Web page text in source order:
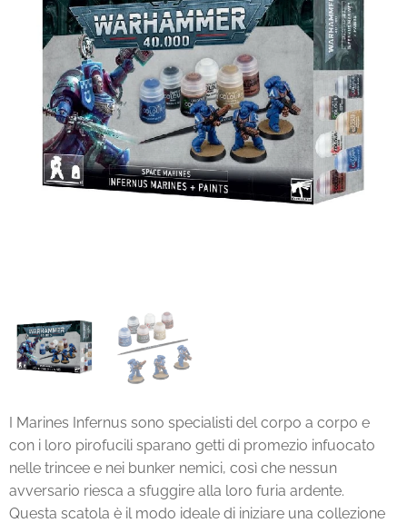
I Marines Infernus sono specialisti del corpo a corpo e
con i loro pirofucili sparano getti di promezio infuocato
nelle trincee e nei bunker nemici, così che nessun
avversario riesca a sfuggire alla loro furia ardente.
Questa scatola è il modo ideale di iniziare una collezione